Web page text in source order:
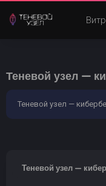
Теневой узел —
Теневой узел —
Теневой узел —